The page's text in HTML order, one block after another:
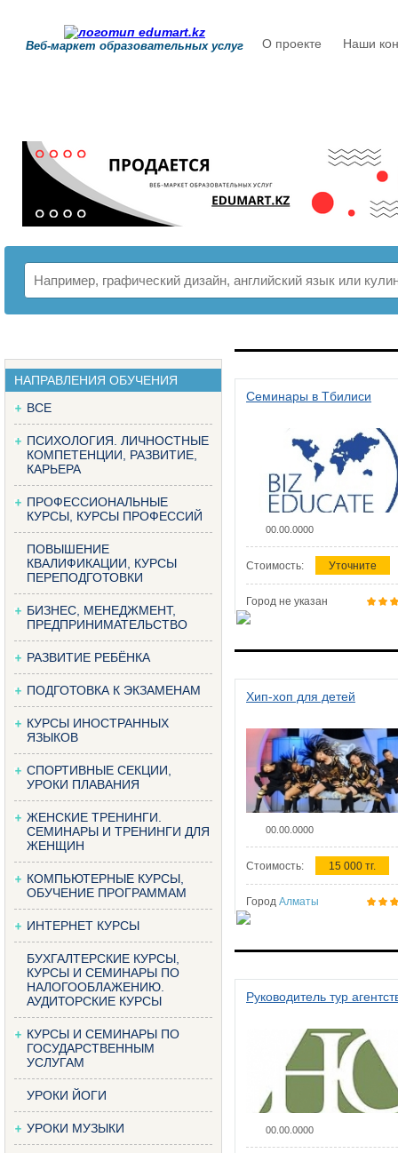
Веб-маркет образовательных услуг О проекте Наши
НАПРАВЛЕНИЯ ОБУЧЕНИЯ
ВСЕ
ПСИХОЛОГИЯ. ЛИЧНОСТНЫЕ
КОМПЕТЕНЦИИ, РАЗВИТИЕ,
КАРЬЕРА
ПРОФЕССИОНАЛЬНЫЕ
КУРСЫ, КУРСЫ ПРОФЕССИЙ
ПОВЫШЕНИЕ
КВАЛИФИКАЦИИ, КУРСЫ
ПЕРЕПОДГОТОВКИ
БИЗНЕС, МЕНЕДЖМЕНТ,
ПРЕДПРИНИМАТЕЛЬСТВО
РАЗВИТИЕ РЕБЁНКА
ПОДГОТОВКА К ЭКЗАМЕНАМ
КУРСЫ ИНОСТРАННЫХ
ЯЗЫКОВ
СПОРТИВНЫЕ СЕКЦИИ,
УРОКИ ПЛАВАНИЯ
ЖЕНСКИЕ ТРЕНИНГИ.
СЕМИНАРЫ И ТРЕНИНГИ ДЛЯ
ЖЕНЩИН
КОМПЬЮТЕРНЫЕ КУРСЫ,
ОБУЧЕНИЕ ПРОГРАММАМ
ИНТЕРНЕТ КУРСЫ
БУХГАЛТЕРСКИЕ КУРСЫ,
КУРСЫ И СЕМИНАРЫ ПО
НАЛОГООБЛАЖЕНИЮ.
АУДИТОРСКИЕ КУРСЫ
КУРСЫ И СЕМИНАРЫ ПО
ГОСУДАРСТВЕННЫМ
УСЛУГАМ
УРОКИ ЙОГИ
УРОКИ МУЗЫКИ
Семинары в Тбилиси
00.00.0000
Стоимость: Уточните
Город не указан
Хип-хоп для детей
00.00.0000
Стоимость: 15 000 тг.
Город Алматы
Руководитель тур
00.00.0000